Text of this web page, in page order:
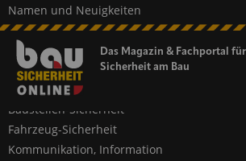
Das Magazin & Fachportal für
Sicherheit am Bau
Namen und Neuigkeiten
Messen, Seminare, Termine
Themen
Persönlicher Schutz
Baustellen-Sicherheit
Fahrzeug-Sicherheit
Kommunikation, Information